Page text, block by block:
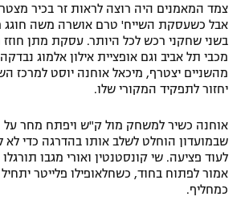
צמד המאמנים היה רוצה לראות זר בכיר
אבל כשעסקת השייח' טרם אושרה משה
בשני שחקני רכש לכל היותר. עסקת מתן
מכבי תל אביב וגם אופציית אילון אלמוג
מהשניים יצטרף, מיכאל אוחנה יוסט למרכז
יחזור לתפקיד המקורי שלו.
אוחנה כשיר למשחק מול ק"ש ויפתח מחר
שבמועדון הוחלט לשלב אותו בהדרגה כדי לא
לעוד פציעה. שי קונסטנטין ואורי מגבו
אמור לפתוח בחוד, כשחלאופילו פלייטר
כמחליף.